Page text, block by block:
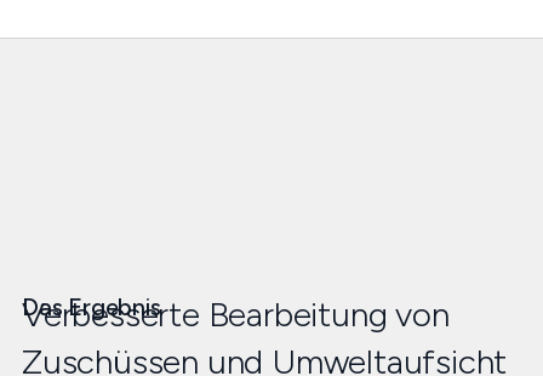
Das Ergebnis
Verbesserte Bearbeitung von
Zuschüssen und Umweltaufsicht